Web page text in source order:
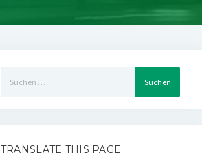
nach:
TRANSLATE THIS PAGE: